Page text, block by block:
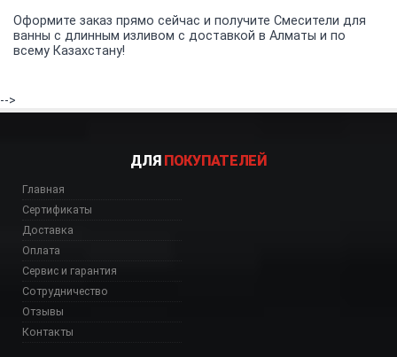
Оформите заказ прямо сейчас и получите Смесители для
ванны с длинным изливом с доставкой в Алматы и по
всему Казахстану!
-->
ДЛЯ ПОКУПАТЕЛЕЙ
Главная
Сертификаты
Доставка
Оплата
Сервис и гарантия
Сотрудничество
Отзывы
Контакты